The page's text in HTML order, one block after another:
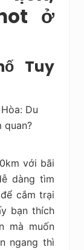
ở
Tuy
với bãi
dàng tìm
cắm trại
bạn thích
mà muốn
ngang thì